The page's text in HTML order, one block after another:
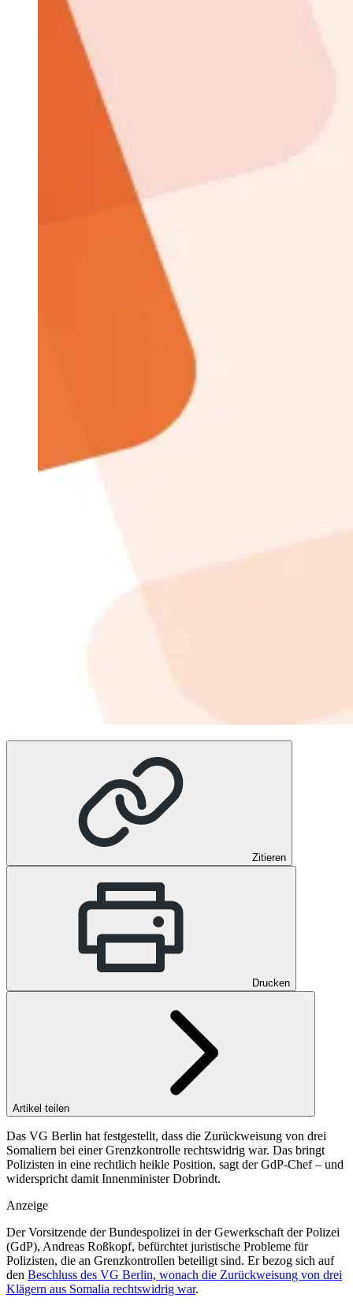
Zitieren
Drucken
Artikel teilen
Das VG Berlin hat festgestellt, dass die Zurückweisung von drei
Somaliern bei einer Grenzkontrolle rechtswidrig war. Das bringt
Polizisten in eine rechtlich heikle Position, sagt der GdP-Chef – und
widerspricht damit Innenminister Dobrindt.
Anzeige
Der Vorsitzende der Bundespolizei in der Gewerkschaft der Polizei
(GdP), Andreas Roßkopf, befürchtet juristische Probleme für
Polizisten, die an Grenzkontrollen beteiligt sind. Er bezog sich auf
den Beschluss des VG Berlin, wonach die Zurückweisung von drei
Klägern aus Somalia rechtswidrig war.